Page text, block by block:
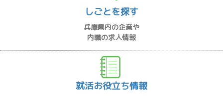
しごとを探す
兵庫県内の企業や
内職の求人情報
就活お役立ち情報